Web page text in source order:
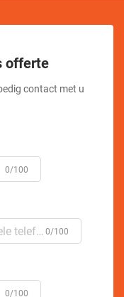
offerte
contact met u
0/100
0/100
0/100